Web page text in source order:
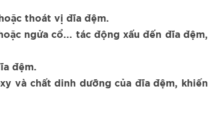
thoát vị đĩa đệm.
ngửa cổ... tác động xấu đến đĩa đệm,
đệm.
và chất dinh dưỡng của đĩa đệm, khiến